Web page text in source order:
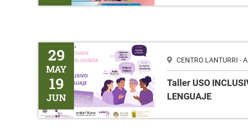
Taller USO INCLUSIVO DEL LENGUAJE
29
MAY
19
JUN
CENTRO LANTURRI -
Taller USO
LENGUAJE